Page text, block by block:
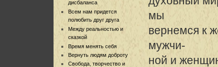
дисбаланса
Всем нам придется
полюбить друг друга
Между реальностью и
сказкой
Время менять себя
Вернуть людям доброту
Свобода, творчество и
мы
вернемся к
мужчи-
ной и